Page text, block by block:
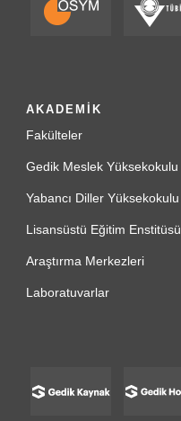
AKADEMİK
Fakülteler
Gedik Meslek Yüksekokulu
Yabancı Diller Yüksekokulu
Lisansüstü Eğitim Enstitüsü
Araştırma Merkezleri
Laboratuvarlar